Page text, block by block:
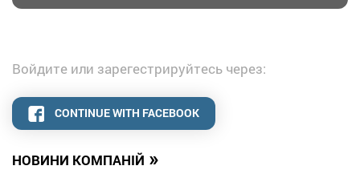
НОВИНИ КОМПАНІЙ »
Войдите или зарегестрируйтесь через:
CONTINUE WITH FACEBOOK